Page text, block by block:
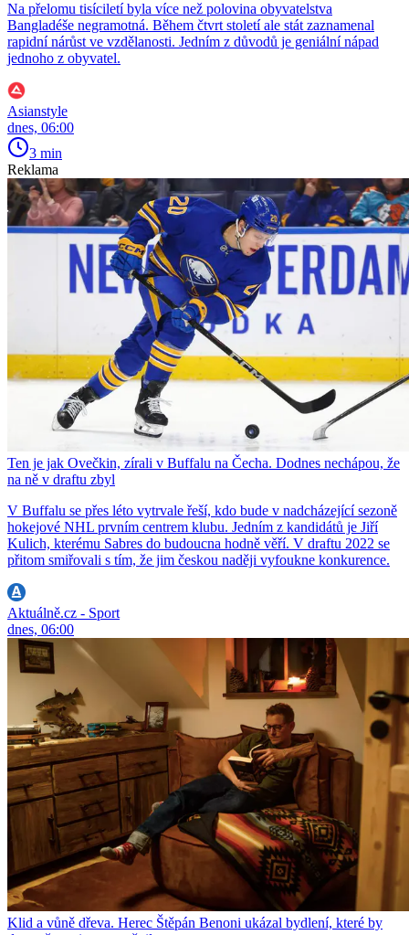
Na přelomu tisíciletí byla více než polovina obyvatelstva
Bangladéše negramotná. Během čtvrt století ale stát zaznamenal
rapidní nárůst ve vzdělanosti. Jedním z důvodů je geniální nápad
jednoho z obyvatel.
Asianstyle
dnes, 06:00
3 min
Reklama
Ten je jak Ovečkin, zírali v Buffalu na Čecha. Dodnes nechápou, že
na ně v draftu zbyl
V Buffalu se přes léto vytrvale řeší, kdo bude v nadcházející sezoně
hokejové NHL prvním centrem klubu. Jedním z kandidátů je Jiří
Kulich, kterému Sabres do budoucna hodně věří. V draftu 2022 se
přitom smiřovali s tím, že jim českou naději vyfoukne konkurence.
Aktuálně.cz - Sport
dnes, 06:00
Klid a vůně dřeva. Herec Štěpán Benoni ukázal bydlení, které by